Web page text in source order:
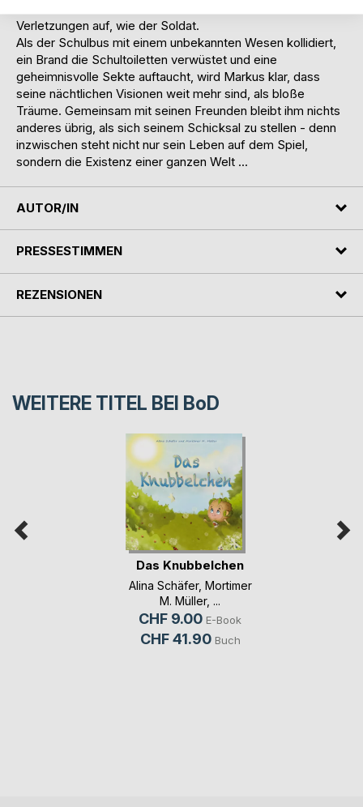
Verletzungen auf, wie der Soldat.
Als der Schulbus mit einem unbekannten Wesen kollidiert,
ein Brand die Schultoiletten verwüstet und eine
geheimnisvolle Sekte auftaucht, wird Markus klar, dass
seine nächtlichen Visionen weit mehr sind, als bloße
Träume. Gemeinsam mit seinen Freunden bleibt ihm nichts
anderes übrig, als sich seinem Schicksal zu stellen - denn
inzwischen steht nicht nur sein Leben auf dem Spiel,
sondern die Existenz einer ganzen Welt ...
AUTOR/IN
PRESSESTIMMEN
REZENSIONEN
WEITERE TITEL BEI BoD
Das Knubbelchen
Alina Schäfer, Mortimer
M. Müller, ...
CHF 9.00 E-Book
CHF 41.90 Buch